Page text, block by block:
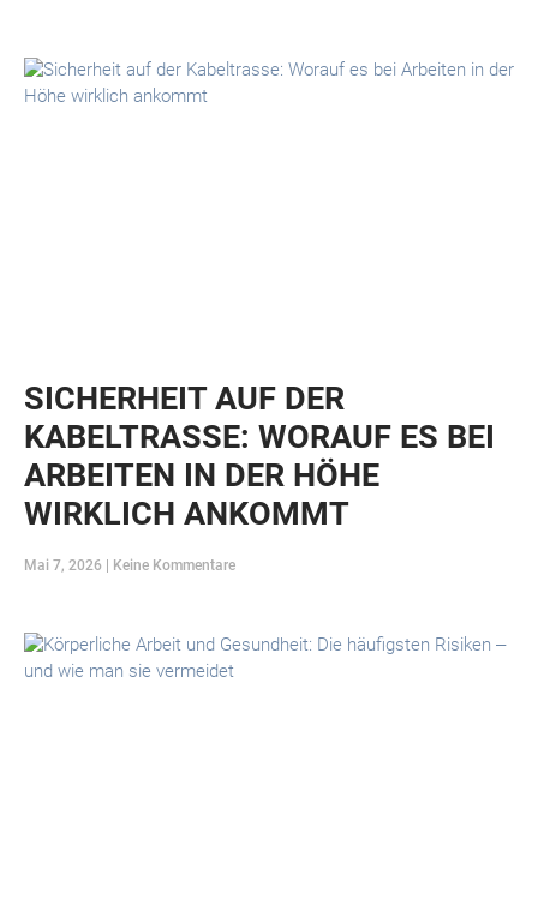
SICHERHEIT AUF DER
KABELTRASSE: WORAUF ES BEI
ARBEITEN IN DER HÖHE
WIRKLICH ANKOMMT
Mai 7, 2026 Keine Kommentare